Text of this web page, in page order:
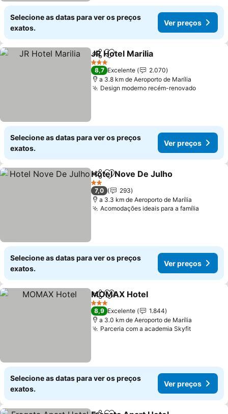
Selecione as datas para ver os preços
exatos.
Ver preços
PartilharAdicionar aos favoritos
JR Hotel Marilia
3 Estrelas
8,7 Excelente
2.070
a 3.8 km de Aeroporto de Marília
Design moderno recém-renovado
Selecione as datas para ver os preços
exatos.
Ver preços
PartilharAdicionar aos favoritos
Hotel Nove De Julho
2 Estrelas
7,0
293
a 3.3 km de Aeroporto de Marília
Acomodações ideais para a família
Selecione as datas para ver os preços
exatos.
Ver preços
PartilharAdicionar aos favoritos
MOMAX Hotel
3 Estrelas
8,9 Excelente
1.844
a 3.0 km de Aeroporto de Marília
Parceria com a academia Skyfit
Selecione as datas para ver os preços
exatos.
Ver preços